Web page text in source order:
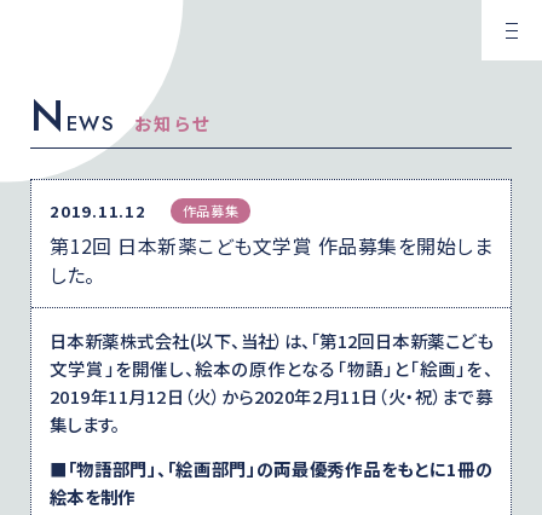
N EWS お知らせ
2019.11.12 作品募集
第12回 日本新薬こども文学賞 作品募集を開始しま
した。
日本新薬株式会社(以下、当社）は、「第12回日本新薬こども
文学賞」を開催し、絵本の原作となる「物語」と「絵画」を、
2019年11月12日（火）から2020年2月11日（火・祝）まで募
集します。
■「物語部門」、「絵画部門」の両最優秀作品をもとに1冊の
絵本を制作